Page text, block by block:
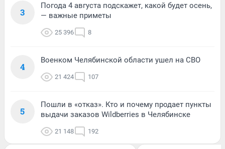
3
Погода 4 августа подскажет, какой будет осень,
— важные приметы
25 396 8
4
Военком Челябинской области ушел на СВО
21 424 107
5
Пошли в «отказ». Кто и почему продает пункты
выдачи заказов Wildberries в Челябинске
21 148 192